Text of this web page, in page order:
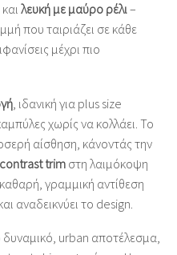
και λευκή με μαύρο ρέλι–
που ταιριάζει σε κάθε
μέχρι πιο
, ιδανική για plus size
χωρίς να κολλάει. Το
αίσθηση, κάνοντάς την
contrast trim στη λαιμόκοψη
γραμμική αντίθεση
αναδεικνύει το design.
urban αποτέλεσμα,